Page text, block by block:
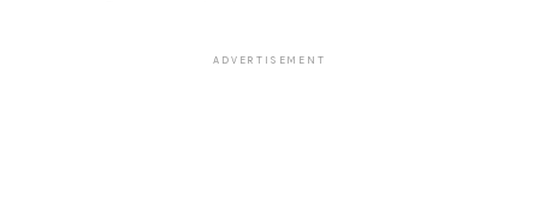
ADVERTISEMENT